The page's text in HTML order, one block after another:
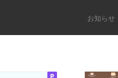
お知らせ